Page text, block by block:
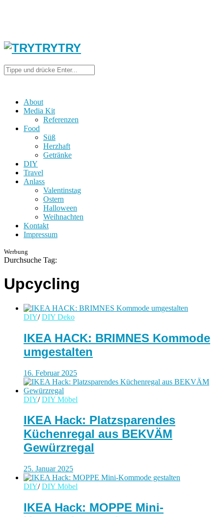
About
Media Kit
Referenzen
Food
Süß
Herzhaft
Getränke
DIY
Travel
Anlass
Valentinstag
Ostern
Halloween
Weihnachten
Kontakt
Impressum
Werbung
Durchsuche Tag:
Upcycling
DIY/ DIY Deko
IKEA HACK: BRIMNES Kommode
umgestalten
16. Februar 2025
DIY/ DIY Möbel
IKEA Hack: Platzsparendes
Küchenregal aus BEKVÄM
Gewürzregal
25. Januar 2025
DIY/ DIY Möbel
IKEA Hack: MOPPE Mini-